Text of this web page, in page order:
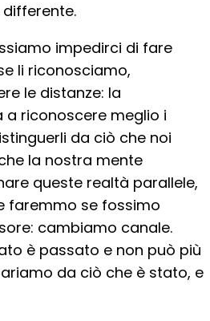
impedirci di fare
li riconosciamo,
le distanze: la
a riconoscere meglio i
da ciò che noi
la nostra mente
queste realtà parallele,
faremmo se fossimo
cambiamo canale.
è passato e non può più
da ciò che è stato, e